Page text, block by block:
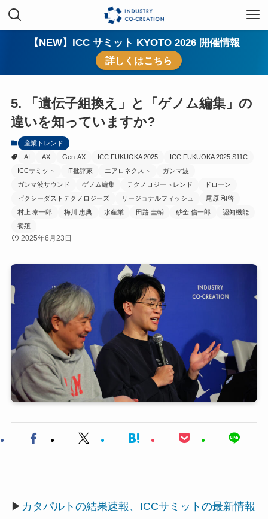
【NEW】ICC サミット KYOTO 2026 開催情報
詳しくはこちら
5. 「遺伝子組換え」と「ゲノム編集」の
違いを知っていますか?
産業トレンド
AI
AX Gen-AX ICC FUKUOKA 2025
ICC FUKUOKA 2025 S11C
ICCサミット
IT批評家 エアロネクスト
ガンマ波
ガンマ波サウンド
ゲノム編集 テクノロジートレンド
ドローン
ピクシーダストテクノロジーズ
リージョナルフィッシュ
尾原 和啓
村上 泰一郎
梅川 忠典 水産業 田路 圭輔 砂金 信一郎
認知機能
養殖
2025年6月23日
▶ カタパルトの結果速報、ICCサミットの最新情報